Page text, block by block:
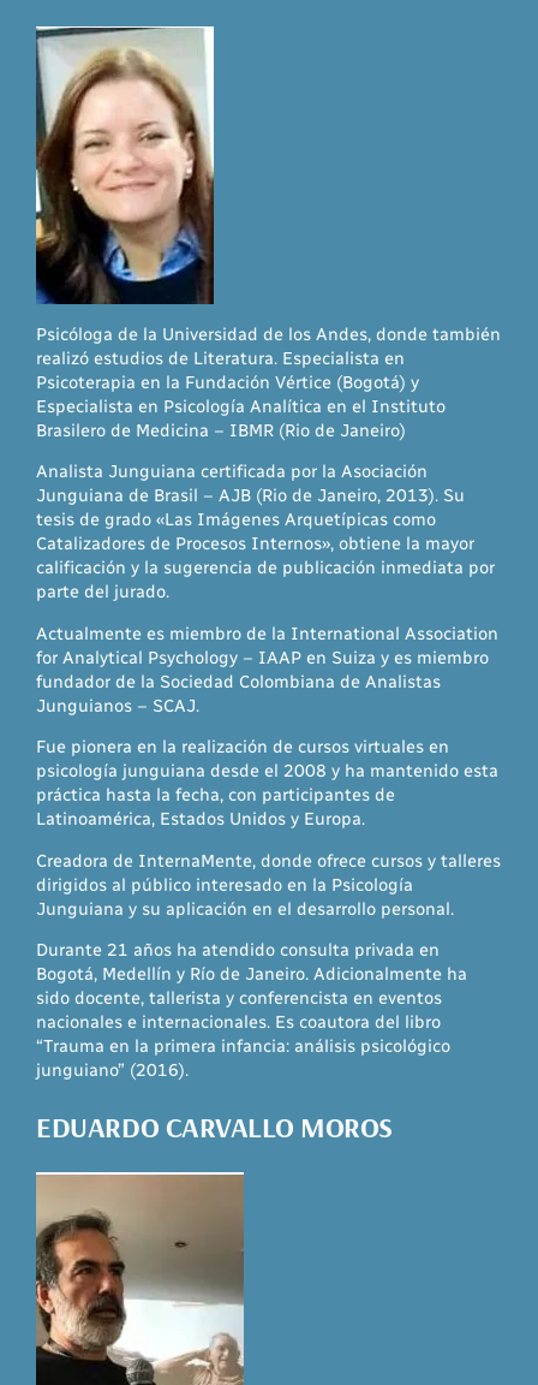
Psicóloga de la Universidad de los Andes, donde también
realizó estudios de Literatura. Especialista en
Psicoterapia en la Fundación Vértice (Bogotá) y
Especialista en Psicología Analítica en el Instituto
Brasilero de Medicina – IBMR (Rio de Janeiro)
Analista Junguiana certificada por la Asociación
Junguiana de Brasil – AJB (Rio de Janeiro, 2013). Su
tesis de grado «Las Imágenes Arquetípicas como
Catalizadores de Procesos Internos», obtiene la mayor
calificación y la sugerencia de publicación inmediata por
parte del jurado.
Actualmente es miembro de la International Association
for Analytical Psychology – IAAP en Suiza y es miembro
fundador de la Sociedad Colombiana de Analistas
Junguianos – SCAJ.
Fue pionera en la realización de cursos virtuales en
psicología junguiana desde el 2008 y ha mantenido esta
práctica hasta la fecha, con participantes de
Latinoamérica, Estados Unidos y Europa.
Creadora de InternaMente, donde ofrece cursos y talleres
dirigidos al público interesado en la Psicología
Junguiana y su aplicación en el desarrollo personal.
Durante 21 años ha atendido consulta privada en
Bogotá, Medellín y Río de Janeiro. Adicionalmente ha
sido docente, tallerista y conferencista en eventos
nacionales e internacionales. Es coautora del libro
“Trauma en la primera infancia: análisis psicológico
junguiano” (2016).
EDUARDO CARVALLO MOROS